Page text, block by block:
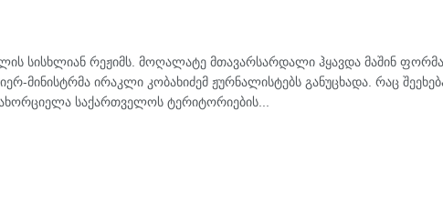
სისხლიან რეჟიმს. მოღალატე მთავარსარდალი ჰყავდა მაშინ
მინისტრმა ირაკლი კობახიძემ ჟურნალისტებს განუცხადა. რაც
საქართველოს ტერიტორიების...